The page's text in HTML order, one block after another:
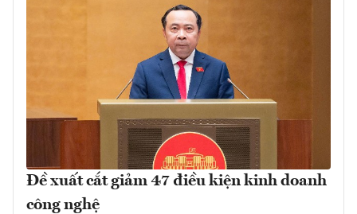
Đề xuất cắt giảm 47 điều kiện kinh doanh
công nghệ